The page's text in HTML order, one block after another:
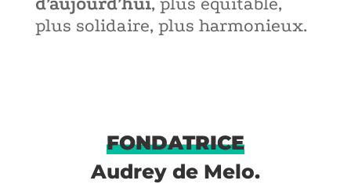
plus solidaire, plus harmonieux.
FONDATRICE
Audrey de Melo.